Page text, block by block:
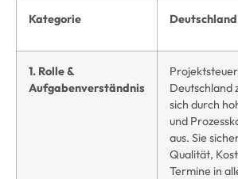
Kategorie Deutschland
1. Rolle &
Aufgabenverständnis
Deutschland
sich durch
und
aus. Sie
Qualität,
Termine in